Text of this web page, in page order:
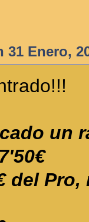
Enero,
un
del